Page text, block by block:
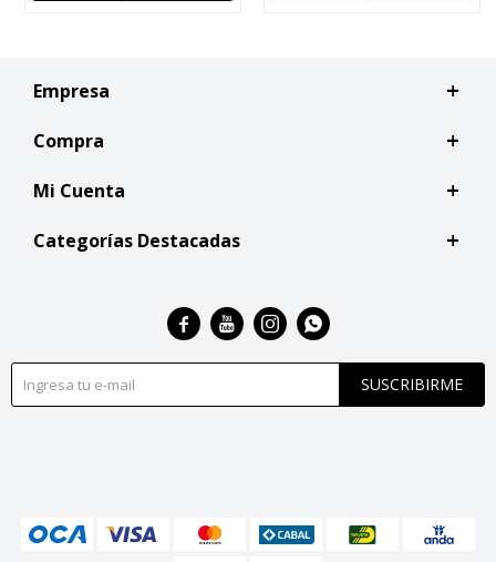
Empresa
Compra
Mi Cuenta
Categorías Destacadas
SUSCRIBIRME
   